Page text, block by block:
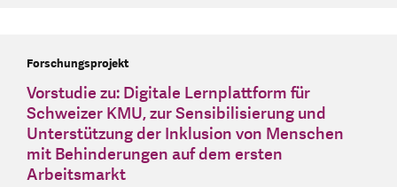
Forschungsprojekt
Vorstudie zu: Digitale Lernplattform für
Schweizer KMU, zur Sensibilisierung und
Unterstützung der Inklusion von Menschen
mit Behinderungen auf dem ersten
Arbeitsmarkt